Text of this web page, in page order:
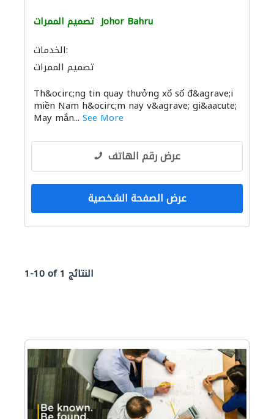
تصميم الممرات Johor Bahru
الخدمات:
تصميم الممرات
Th&ocirc;ng tin quay thưởng xổ số đ&agrave;i
miền Nam h&ocirc;m nay v&agrave; gi&aacute;
May mắn... See More
عرض رقم الهاتف
عرض الصفحة الشخصية
1-10 of 1 النتائج